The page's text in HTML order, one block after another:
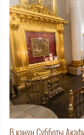
В канун Субботы